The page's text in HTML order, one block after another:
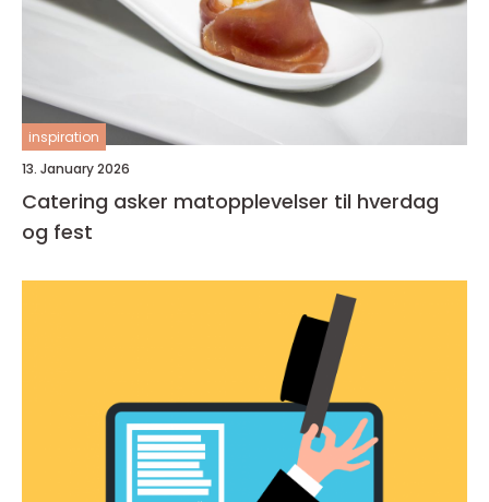
inspiration
13. January 2026
Catering asker matopplevelser til hverdag
og fest